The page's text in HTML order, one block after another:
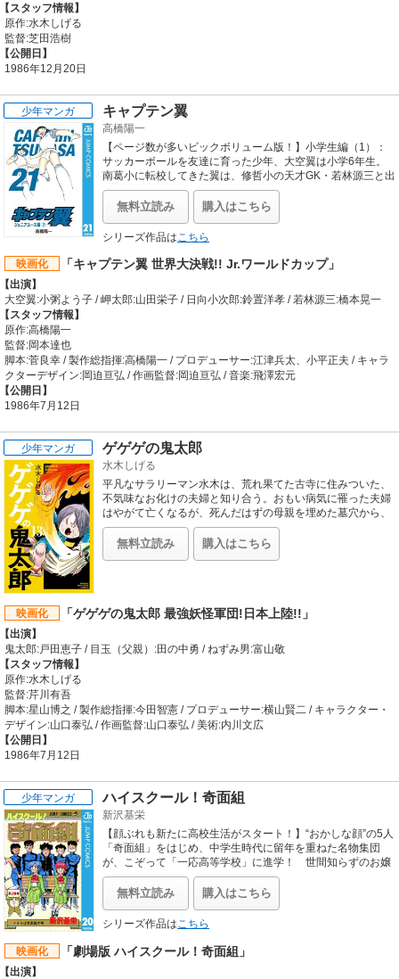
【スタッフ情報】
原作:水木しげる
監督:芝田浩樹
【公開日】
1986年12月20日
少年マンガ キャプテン翼
高橋陽一
【ページ数が多いビックボリューム版！】小学生編（1）：
サッカーボールを友達に育った少年、大空翼は小学6年生。
南葛小に転校してきた翼は、修哲小の天才GK・若林源三と出
会う。翼は若林に勝負を挑むが、決着は両校の対抗戦でつけ
る事に!!
無料立読み 購入はこちら
シリーズ作品は こちら
映画化 「キャプテン翼 世界大決戦!! Jr.ワールドカップ」
【出演】
大空翼:小粥よう子 / 岬太郎:山田栄子 / 日向小次郎:鈴置洋孝 / 若林源三:橋本晃一
【スタッフ情報】
原作:高橋陽一
監督:岡本達也
脚本:菅良幸 / 製作総指揮:高橋陽一 / プロデューサー:江津兵太、小平正夫 / キャラ
クターデザイン:岡迫亘弘 / 作画監督:岡迫亘弘 / 音楽:飛澤宏元
【公開日】
1986年7月12日
少年マンガ ゲゲゲの鬼太郎
水木しげる
平凡なサラリーマン水木は、荒れ果てた古寺に住みついた、
不気味なお化けの夫婦と知り合う。おもい病気に罹った夫婦
はやがて亡くなるが、死んだはずの母親を埋めた墓穴から、
赤ん坊が生まれるのだった・・・・・・。滅亡の危機にある
「妖怪族（幽霊族）」唯一の末裔。鬼太郎のあてのない旅が
無料立読み 購入はこちら
映画化 「ゲゲゲの鬼太郎 最強妖怪軍団!日本上陸!!」
【出演】
鬼太郎:戸田恵子 / 目玉（父親）:田の中勇 / ねずみ男:富山敬
【スタッフ情報】
原作:水木しげる
監督:芹川有吾
脚本:星山博之 / 製作総指揮:今田智憲 / プロデューサー:横山賢二 / キャラクター・
デザイン:山口泰弘 / 作画監督:山口泰弘 / 美術:内川文広
【公開日】
1986年7月12日
少年マンガ ハイスクール！奇面組
新沢基栄
【顔ぶれも新たに高校生活がスタート！】“おかしな顔”の5人
「奇面組」をはじめ、中学生時代に留年を重ねた名物集団
が、こぞって「一応高等学校」に進学！ 世間知らずのお嬢
様新人教師・若人蘭（わかとらん）など、バラエティ豊かな
新キャラクターも加わり、各人の個性はますますパワーアッ
ャグコメディ、第1巻！
無料立読み 購入はこちら
シリーズ作品は こちら
映画化 「劇場版 ハイスクール！奇面組」
【出演】